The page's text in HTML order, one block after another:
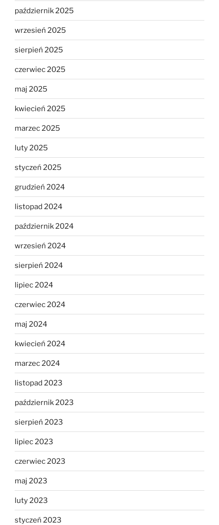
październik 2025
wrzesień 2025
sierpień 2025
czerwiec 2025
maj 2025
kwiecień 2025
marzec 2025
luty 2025
styczeń 2025
grudzień 2024
listopad 2024
październik 2024
wrzesień 2024
sierpień 2024
lipiec 2024
czerwiec 2024
maj 2024
kwiecień 2024
marzec 2024
listopad 2023
październik 2023
sierpień 2023
lipiec 2023
czerwiec 2023
maj 2023
luty 2023
styczeń 2023